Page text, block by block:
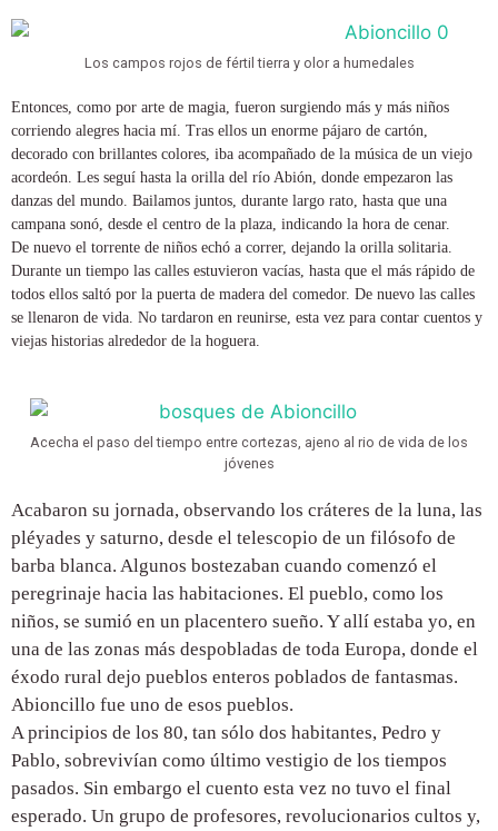
Los campos rojos de fértil tierra y olor a humedales
Entonces, como por arte de magia, fueron surgiendo más y más niños
corriendo alegres hacia mí. Tras ellos un enorme pájaro de cartón,
decorado con brillantes colores, iba acompañado de la música de un viejo
acordeón. Les seguí hasta la orilla del río Abión, donde empezaron las
danzas del mundo. Bailamos juntos, durante largo rato, hasta que una
campana sonó, desde el centro de la plaza, indicando la hora de cenar.
De nuevo el torrente de niños echó a correr, dejando la orilla solitaria.
Durante un tiempo las calles estuvieron vacías, hasta que el más rápido de
todos ellos saltó por la puerta de madera del comedor. De nuevo las calles
se llenaron de vida. No tardaron en reunirse, esta vez para contar cuentos y
viejas historias alrededor de la hoguera.
Acecha el paso del tiempo entre cortezas, ajeno al rio de vida de los
jóvenes
Acabaron su jornada, observando los cráteres de la luna, las
pléyades y saturno, desde el telescopio de un filósofo de
barba blanca. Algunos bostezaban cuando comenzó el
peregrinaje hacia las habitaciones. El pueblo, como los
niños, se sumió en un placentero sueño. Y allí estaba yo, en
una de las zonas más despobladas de toda Europa, donde el
éxodo rural dejo pueblos enteros poblados de fantasmas.
Abioncillo fue uno de esos pueblos.
A principios de los 80, tan sólo dos habitantes, Pedro y
Pablo, sobrevivían como último vestigio de los tiempos
pasados. Sin embargo el cuento esta vez no tuvo el final
esperado. Un grupo de profesores, revolucionarios cultos y,